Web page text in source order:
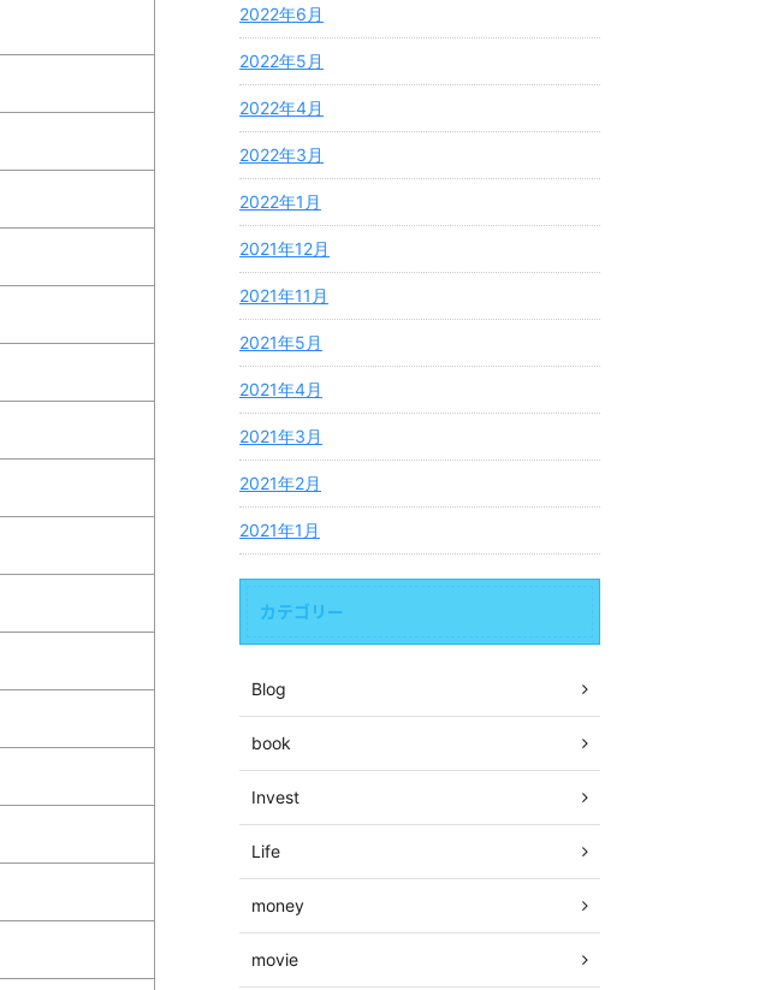
2022年6月
2022年5月
2022年4月
2022年3月
2022年1月
2021年12月
2021年11月
2021年5月
2021年4月
2021年3月
2021年2月
2021年1月
カテゴリー
Blog
book
Invest
Life
money
movie